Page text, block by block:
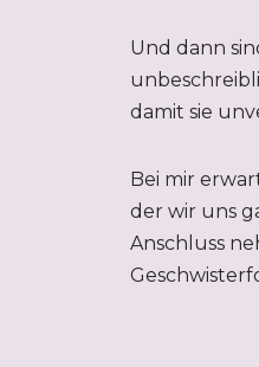
Und dann
damit sie
Bei mir
der wir uns
Anschluss